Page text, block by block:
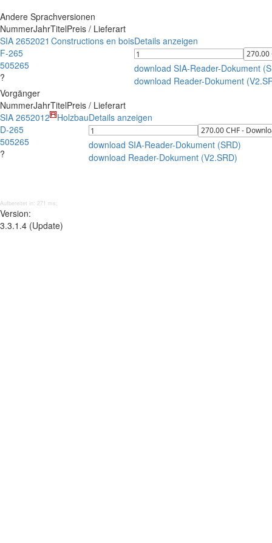
Andere Sprachversionen
NummerJahrTitelPreis / Lieferart
SIA 265
F-265
505265
?
2021 Constructions en boisDetails anzeigen
download SIA-Reader-Dokument
download Reader-Dokument
Vorgänger
NummerJahrTitelPreis / Lieferart
SIA 265
D-265
505265
?
2012 HolzbauDetails anzeigen
download SIA-Reader-Dokument (SRD)
download Reader-Dokument (V2.SRD)
Aufbereitet in: 271 ms;
Version:
3.3.1.4 (Update)